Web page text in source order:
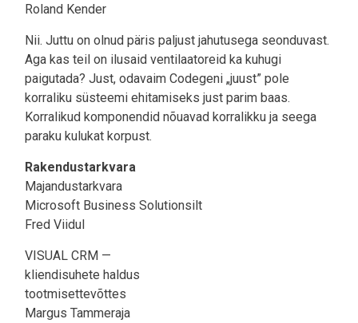
Roland Kender
Nii. Juttu on olnud päris paljust jahutusega seonduvast.
Aga kas teil on ilusaid ventilaatoreid ka kuhugi
paigutada? Just, odavaim Codegeni „juust” pole
korraliku süsteemi ehitamiseks just parim baas.
Korralikud komponendid nõuavad korralikku ja seega
paraku kulukat korpust.
Rakendustarkvara
Majandustarkvara
Microsoft Business Solutionsilt
Fred Viidul
VISUAL CRM —
kliendisuhete haldus
tootmisettevõttes
Margus Tammeraja